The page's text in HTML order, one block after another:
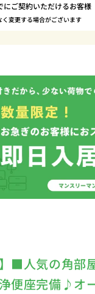
にご契約いただけるお客様
変更する場合がございます
】■人気の角部
便座完備♪オ